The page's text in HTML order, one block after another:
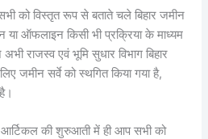
को विस्तृत रूप से बताते चले बिहार जमीन
ऑफलाइन किसी भी प्रक्रिया के माध्यम
राजस्व एवं भूमि सुधार विभाग बिहार
जमीन सर्वे को स्थगित किया गया है,
आर्टिकल की शुरुआती में ही आप सभी को